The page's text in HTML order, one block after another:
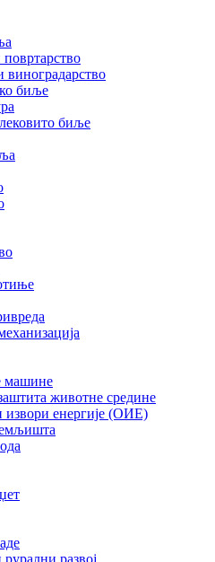
повртарство
виноградарство
биље
биље
машине
животне средине
енергије (ОИЕ)
развој